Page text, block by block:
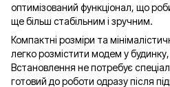
оптимізований функціонал, що
ще більш стабільним і зручним.
Компактні розміри та
легко розмістити модем у будинку,
Встановлення не потребує
готовий до роботи одразу після